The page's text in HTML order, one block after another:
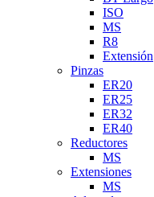
ISO
MS
R8
Extensión
Pinzas
ER20
ER25
ER32
ER40
Reductores
MS
Extensiones
MS